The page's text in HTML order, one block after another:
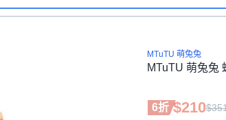
MTuTU 萌兔兔
MTuTU 萌兔兔
6折 $210